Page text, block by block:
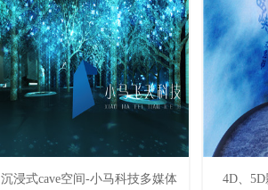
沉浸式cave空间-小马科技多媒体 4D、